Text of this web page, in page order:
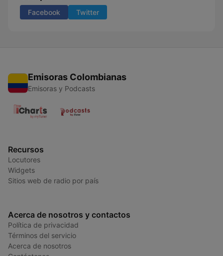
Facebook Twitter
Emisoras Colombianas
Emisoras y Podcasts
Recursos
Locutores
Widgets
Sitios web de radio por país
Acerca de nosotros y contactos
Política de privacidad
Términos del servicio
Acerca de nosotros